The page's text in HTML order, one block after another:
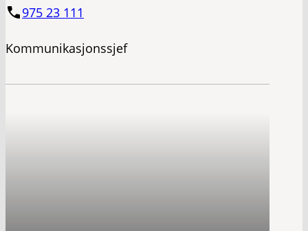
975 23 111
Kommunikasjonssjef